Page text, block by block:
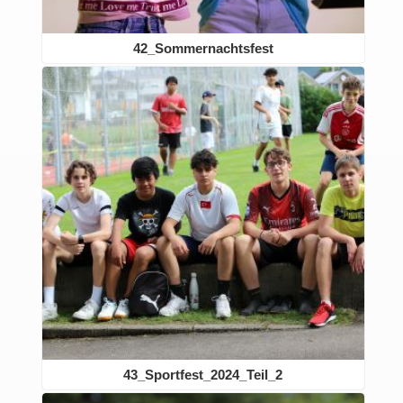
42_Sommernachtsfest
43_Sportfest_2024_Teil_2